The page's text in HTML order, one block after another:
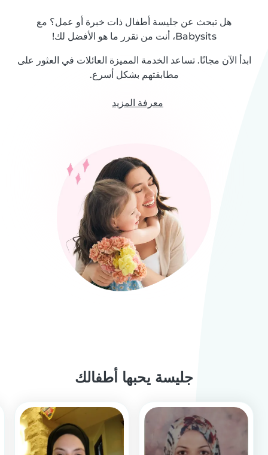
هل تبحث عن جليسة أطفال ذات خبرة أو عمل؟ مع
Babysits، أنت من تقرر ما هو الأفضل لك!
ابدأ الآن مجانًا. تساعد الخدمة المميزة العائلات في العثور على
مطابقتهم بشكل أسرع.
معرفة المزيد
جليسة يحبها أطفالك